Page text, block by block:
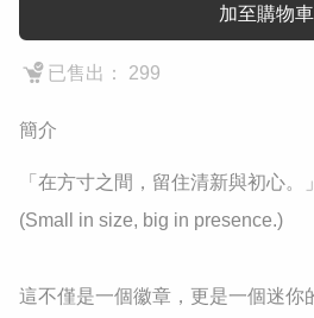
加至購物車
已售出： 299
簡介
​「在方寸之間，留住清新與初心。」
(Small in size, big in presence.)
這不僅是一個徽章，更是一個迷你